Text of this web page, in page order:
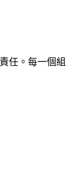
任。每一個組